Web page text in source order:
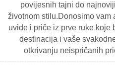
povijesnih tajni do
životnom stilu.Donosimo vam
uvide i priče iz prve ruke koje
destinacija i vaše
otkrivanju neispričanih